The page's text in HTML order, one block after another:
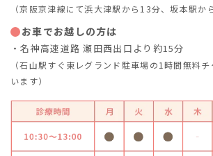
（京阪京津線にて浜大津駅から13分、坂本駅か
お車でお越しの方は
・名神高速道路 瀬田西出口より約15分
（石山駅すぐ東レグランド駐車場の1時間無料
います）